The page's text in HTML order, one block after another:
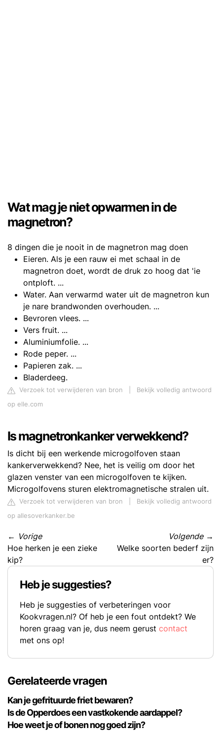
Wat mag je niet opwarmen in de
magnetron?
8 dingen die je nooit in de magnetron mag doen
Eieren. Als je een rauw ei met schaal in de
magnetron doet, wordt de druk zo hoog dat 'ie
ontploft. ...
Water. Aan verwarmd water uit de magnetron kun
je nare brandwonden overhouden. ...
Bevroren vlees. ...
Vers fruit. ...
Aluminiumfolie. ...
Rode peper. ...
Papieren zak. ...
Bladerdeeg.
Verzoek tot verwijderen van bron
Bekijk volledig antwoord
op elle.com
Is magnetronkanker verwekkend?
Is dicht bij een werkende microgolfoven staan
kankerverwekkend? Nee, het is veilig om door het
glazen venster van een microgolfoven te kijken.
Microgolfovens sturen elektromagnetische stralen uit.
Verzoek tot verwijderen van bron
Bekijk volledig antwoord
op allesoverkanker.be
← Vorige
Hoe herken je een zieke
kip?
Volgende→
Welke soorten bederf zijn
er?
Heb je suggesties?
Heb je suggesties of verbeteringen voor
Kookvragen.nl? Of heb je een fout ontdekt? We
horen graag van je, dus neem gerust contact
met ons op!
Gerelateerde vragen
Kan je gefrituurde friet bewaren?
Is de Opperdoes een vastkokende aardappel?
Hoe weet je of bonen nog goed zijn?